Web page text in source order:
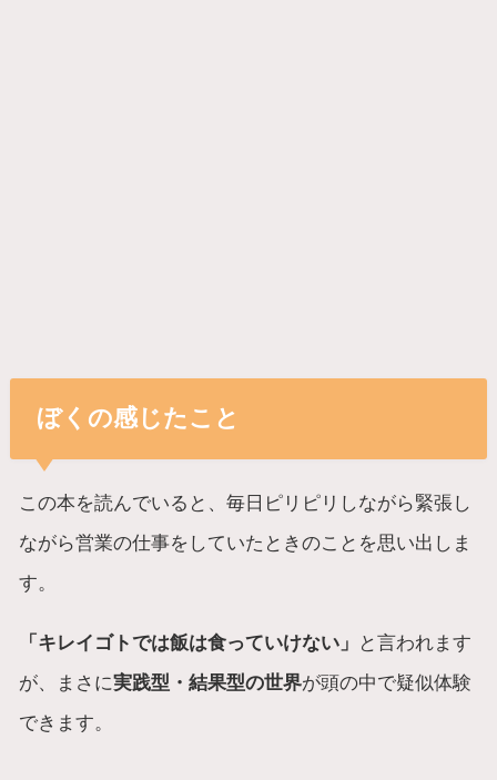
ぼくの感じたこと
この本を読んでいると、毎日ピリピリしながら緊張し
ながら営業の仕事をしていたときのことを思い出しま
す。
「キレイゴトでは飯は食っていけない」 と言われます
が、まさに実践型・結果型の世界が頭の中で疑似体験
できます。